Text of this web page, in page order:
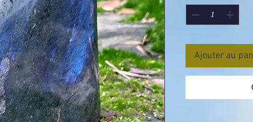
Ajouter au